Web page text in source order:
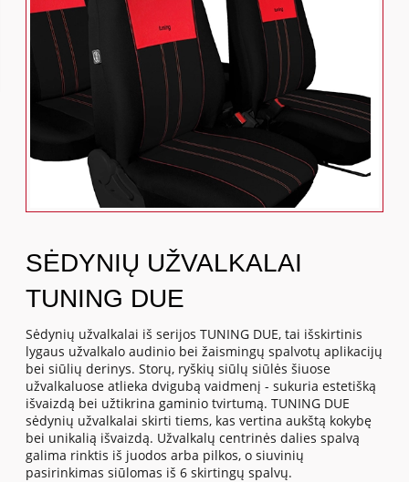
SĖDYNIŲ UŽVALKALAI
TUNING DUE
Sėdynių užvalkalai iš serijos TUNING DUE, tai išskirtinis
lygaus užvalkalo audinio bei žaismingų spalvotų aplikacijų
bei siūlių derinys. Storų, ryškių siūlų siūlės šiuose
užvalkaluose atlieka dvigubą vaidmenį - sukuria estetišką
išvaizdą bei užtikrina gaminio tvirtumą. TUNING DUE
sėdynių užvalkalai skirti tiems, kas vertina aukštą kokybę
bei unikalią išvaizdą. Užvalkalų centrinės dalies spalvą
galima rinktis iš juodos arba pilkos, o siuvinių
pasirinkimas siūlomas iš 6 skirtingų spalvų.